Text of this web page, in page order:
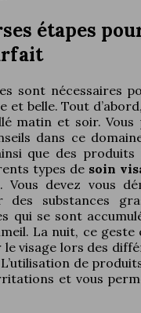
étapes
sont nécessaires
et belle. Tout
matin et soir.
dans ce
que des produits
types de soin
Vous devez vous
des substances
qui se sont
La nuit, ce geste
le visage lors des
de
et vous